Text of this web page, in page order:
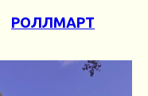
РОЛЛМАРТ